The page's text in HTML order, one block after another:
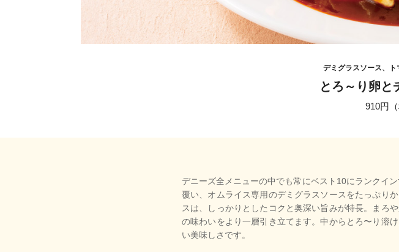
デミグラスソース、
とろ～り卵と
910円（
デニーズ全メニューの中でも常にベスト10にランクイ
覆い、オムライス専用のデミグラスソースをたっぷり
スは、しっかりとしたコクと奥深い旨みが特長。まろ
の味わいをより一層引き立てます。中からとろ〜り溶
い美味しさです。